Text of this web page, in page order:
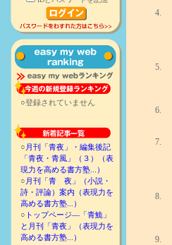
○登録されていません
○ 月刊「青夜」・編集後記
「青夜・青風」（３）（表
現力を高める書方塾...）
○ 月刊「青 夜」（小説・
詩・評論）案内（表現力を
高める書方塾...）
○ トップページ―「青鮠」
と月刊「青夜」（表現力を
高める書方塾...）
4.
5.
6.
7.
8.
9.